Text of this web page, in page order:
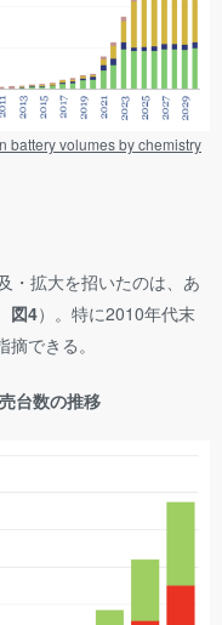
battery volumes by chemistry
・拡大を招いたのは、あ
図4）。特に2010年代末
できる。
台数の推移